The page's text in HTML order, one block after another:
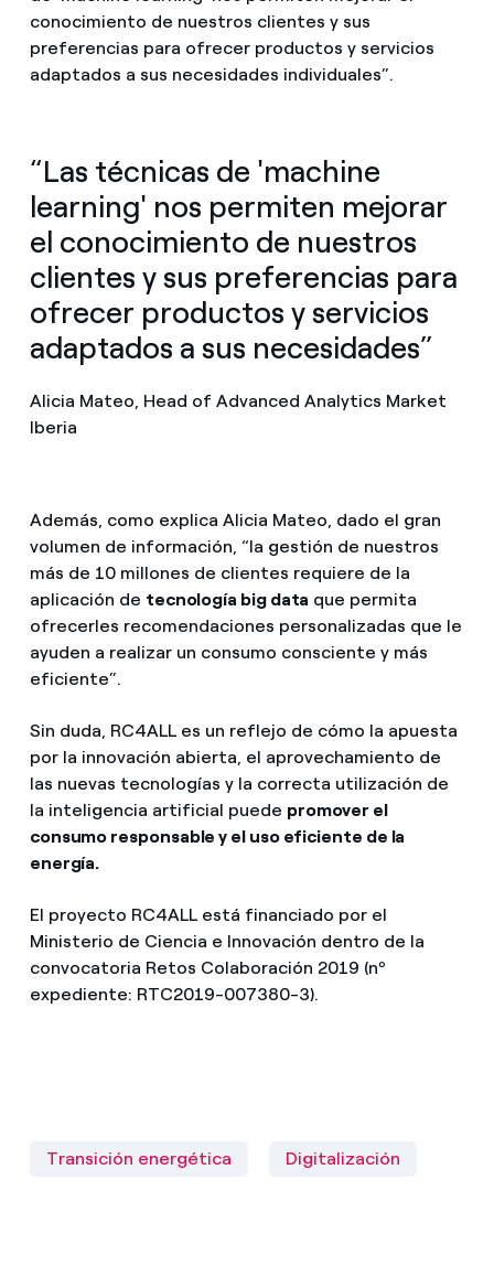
conocimiento de nuestros clientes y sus
preferencias para ofrecer productos y servicios
adaptados a sus necesidades individuales”.
“Las técnicas de 'machine
learning' nos permiten mejorar
el conocimiento de nuestros
clientes y sus preferencias para
ofrecer productos y servicios
adaptados a sus necesidades”
Alicia Mateo, Head of Advanced Analytics Market
Iberia
Además, como explica Alicia Mateo, dado el gran
volumen de información, “la gestión de nuestros
más de 10 millones de clientes requiere de la
aplicación de tecnología big data que permita
ofrecerles recomendaciones personalizadas que le
ayuden a realizar un consumo consciente y más
eficiente”.
Sin duda, RC4ALL es un reflejo de cómo la apuesta
por la innovación abierta, el aprovechamiento de
las nuevas tecnologías y la correcta utilización de
la inteligencia artificial puede promover el
consumo responsable y el uso eficiente de la
energía.
El proyecto RC4ALL está financiado por el
Ministerio de Ciencia e Innovación dentro de la
convocatoria Retos Colaboración 2019 (nº
expediente: RTC2019-007380-3).
Transición energética Digitalización